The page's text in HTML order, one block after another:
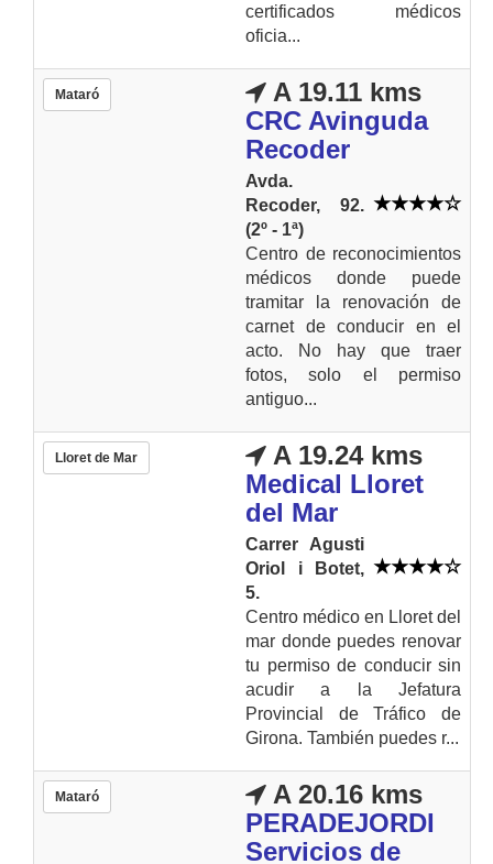
certificados médicos
oficia...
Mataró
A 19.11 kms
CRC Avinguda
Recoder
Avda.
Recoder, 92.
(2º - 1ª)
Centro de reconocimientos
médicos donde puede
tramitar la renovación de
carnet de conducir en el
acto. No hay que traer
fotos, solo el permiso
antiguo...
Lloret de Mar
A 19.24 kms
Medical Lloret
del Mar
Carrer Agusti
Oriol i Botet,
5.
Centro médico en Lloret del
mar donde puedes renovar
tu permiso de conducir sin
acudir a la Jefatura
Provincial de Tráfico de
Girona. También puedes r...
Mataró
A 20.16 kms
PERADEJORDI
Servicios de